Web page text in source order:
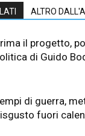
ALTRO
il progetto,
di Guido
di guerra,
fuori